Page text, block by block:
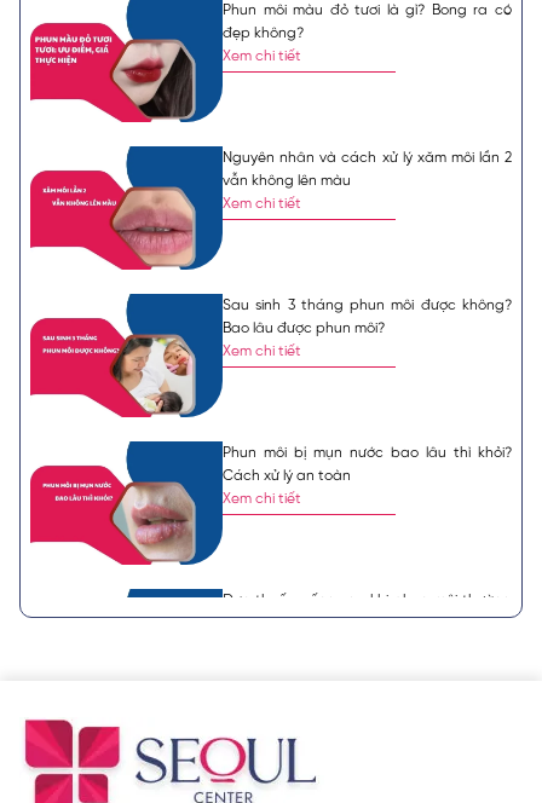
Phun môi màu đỏ tươi là gì? Bong ra có
đẹp không?
Xem chi tiết
Nguyên nhân và cách xử lý xăm môi lần 2
vẫn không lên màu
Xem chi tiết
Sau sinh 3 tháng phun môi được không?
Bao lâu được phun môi?
Xem chi tiết
Phun môi bị mụn nước bao lâu thì khỏi?
Cách xử lý an toàn
Xem chi tiết
Đơn thuốc uống sau khi phun môi thường
được bác sĩ chỉ định
Nên khử thâm môi hay phun môi? Lựa
chọn nào tốt hơn?
Xem chi tiết